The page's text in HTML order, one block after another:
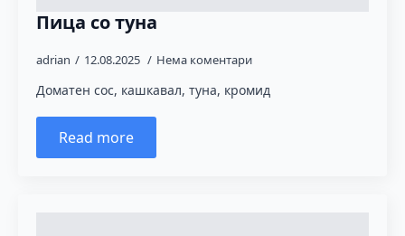
Пица со туна
adrian 12.08.2025 Нема коментари
Доматен сос, кашкавал, туна, кромид
Read more